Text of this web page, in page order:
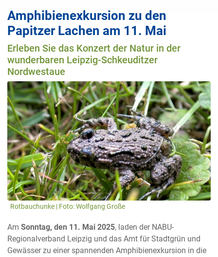
Amphibienexkursion zu den
Papitzer Lachen am 11. Mai
Erleben Sie das Konzert der Natur in der
wunderbaren Leipzig-Schkeuditzer
Nordwestaue
Rotbauchunke | Foto: Wolfgang Große
Am Sonntag, den 11. Mai 2025, laden der NABU-
Regionalverband Leipzig und das Amt für Stadtgrün und
Gewässer zu einer spannenden Amphibienexkursion in die